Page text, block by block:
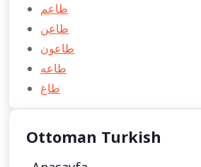
طاعم
طاعن
طاعون
طاعه
طاغ
Ottoman Turkish